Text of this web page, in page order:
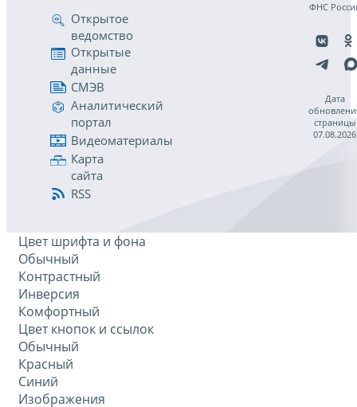
Открытое
ведомство
Открытые
данные
СМЭВ
Аналитический
портал
Видеоматериалы
Карта
сайта
RSS
ФНС
Дата
страницы
07.08.2026
Цвет шрифта и фона
Обычный
Контрастный
Инверсия
Комфортный
Цвет кнопок и ссылок
Обычный
Красный
Синий
Изображения